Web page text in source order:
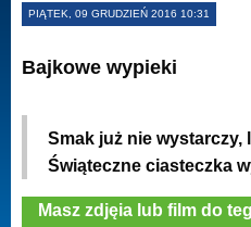
PIĄTEK, 09 GRUDZIEŃ 2016 10:31
Bajkowe wypieki
Smak już nie wystarczy,
Świąteczne ciasteczka
Masz zdjęia lub film do